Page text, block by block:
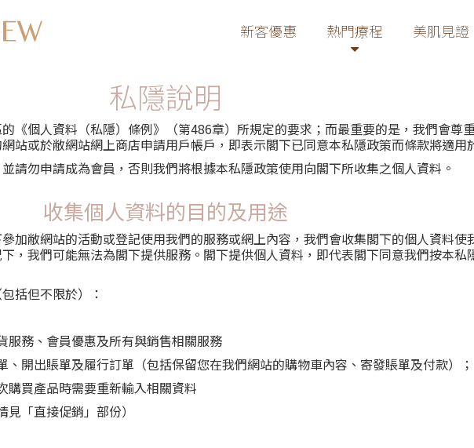
新客優惠 熱門療程 美肌見證
私隱說明
《個人資料（私隱）條例》（第486章）所規定的要求；而最重要的是，我們會尊
站或於敝網站網上商店申請用戶帳戶，即表示閣下已同意本私隱政策而條款將適用
請勿申請成為會員，否則我們將根據本私隱政策使用向閣下所收集之個人資料。
收集個人資料的目的及用途
加敝網站的活動或登記使用我們的服務或網上內容，我們會收集閣下的個人資料使
，我們可能無法為閣下提供服務。閣下提供個人資料，即代表閣下同意我們按本私
括但不限於）：
服務、會員優惠及所有與銷售相關服務
開出賬單及履行訂單（包括保留您在我們網站的購物車內容、寄發賬單及付款）；
購買產品時需要重新輸入相關資料
「直接促銷」部份）